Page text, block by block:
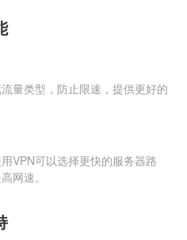
量类型，防止限速，提供更好的
VPN可以选择更快的服务器路
网速。